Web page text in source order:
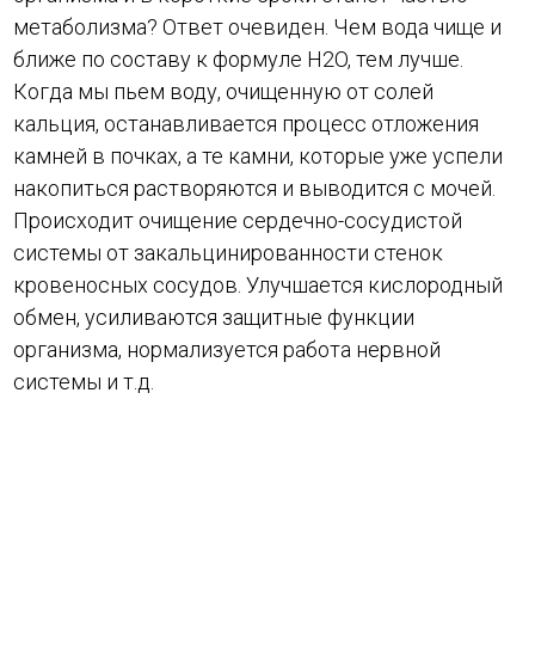
метаболизма? Ответ очевиден. Чем вода чище и
ближе по составу к формуле H2O, тем лучше.
Когда мы пьем воду, очищенную от солей
кальция, останавливается процесс отложения
камней в почках, а те камни, которые уже успели
накопиться растворяются и выводится с мочей.
Происходит очищение сердечно-сосудистой
системы от закальцинированности стенок
кровеносных сосудов. Улучшается кислородный
обмен, усиливаются защитные функции
организма, нормализуется работа нервной
системы и т.д.